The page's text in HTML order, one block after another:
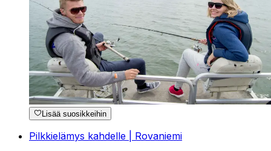
Lisää suosikkeihin
Pilkkielämys kahdelle | Rovaniemi